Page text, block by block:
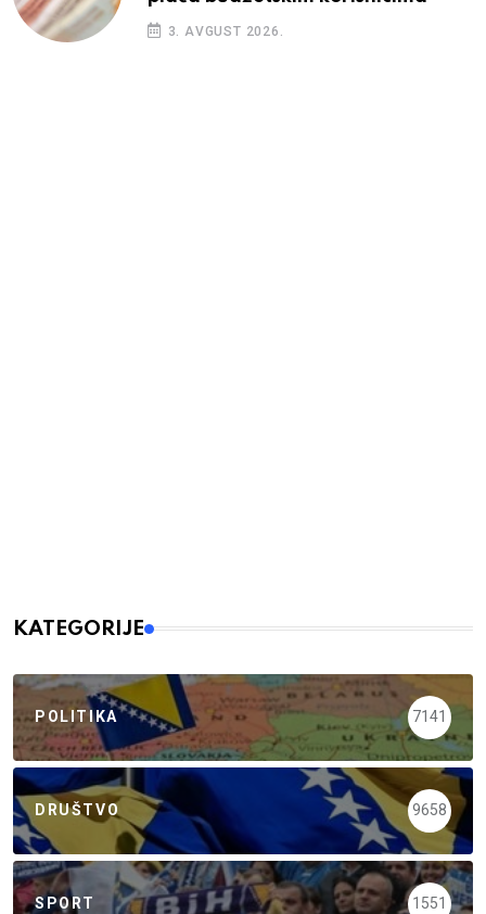
3. AVGUST 2026.
KATEGORIJE
POLITIKA 7141
DRUŠTVO 9658
SPORT 1551